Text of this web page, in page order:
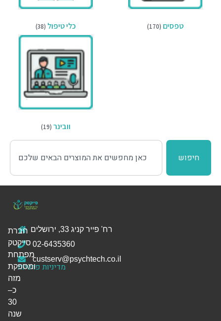
כלי טיפול (38) טפסים (170)
וובינר (19)
חיפוש
רח' פייר קניג 33, ירושלים
02-6435360
custserv@psychtech.co.il
מדיניות פרטיות
חברת
סייקטק
מפתחת
ומספקת
מזה
כ–
30
שנה